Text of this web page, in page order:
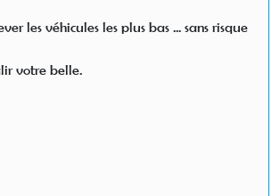
les véhicules les plus bas ... sans risque
votre belle.